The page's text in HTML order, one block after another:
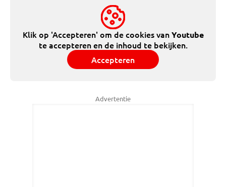
Klik op 'Accepteren' om de cookies vanYoutube
te accepteren en de inhoud te bekijken.
Accepteren
Advertentie